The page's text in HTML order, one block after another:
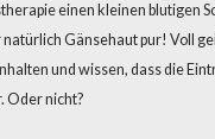
einen kleinen blutigen
natürlich Gänsehaut pur! Voll
und wissen, dass die
Oder nicht?